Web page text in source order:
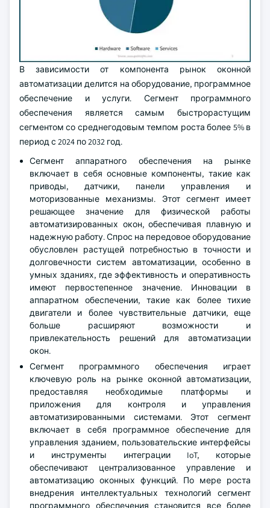
В зависимости от компонента рынок оконной
автоматизации делится на оборудование, программное
обеспечение и услуги. Сегмент программного
обеспечения является самым быстрорастущим
сегментом со среднегодовым темпом роста более 5% в
период с 2024 по 2032 год.
Сегмент аппаратного обеспечения на рынке
включает в себя основные компоненты, такие как
приводы, датчики, панели управления и
моторизованные механизмы. Этот сегмент имеет
решающее значение для физической работы
автоматизированных окон, обеспечивая плавную и
надежную работу. Спрос на передовое оборудование
обусловлен растущей потребностью в точности и
долговечности систем автоматизации, особенно в
умных зданиях, где эффективность и оперативность
имеют первостепенное значение. Инновации в
аппаратном обеспечении, такие как более тихие
двигатели и более чувствительные датчики, еще
больше расширяют возможности и
привлекательность решений для автоматизации
окон.
Сегмент программного обеспечения играет
ключевую роль на рынке оконной автоматизации,
предоставляя необходимые платформы и
приложения для контроля и управления
автоматизированными системами. Этот сегмент
включает в себя программное обеспечение для
управления зданием, пользовательские интерфейсы
и инструменты интеграции IoT, которые
обеспечивают централизованное управление и
автоматизацию оконных функций. По мере роста
внедрения интеллектуальных технологий сегмент
программного обеспечения становится все более